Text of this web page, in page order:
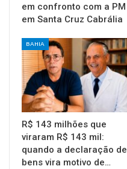
em confronto com a PM
em Santa Cruz Cabrália
BAHIA
R$ 143 milhões que
viraram R$ 143 mil:
quando a declaração de
bens vira motivo de…